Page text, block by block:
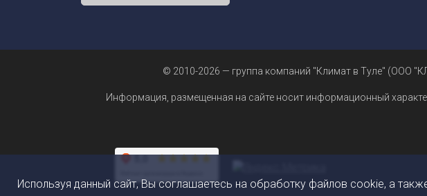
© 2010-2026 — группа компаний "Климат в Туле" (ООО
Информация, размещенная на сайте носит информационный
Используя данный сайт, Вы соглашаетесь на обработку файлов cookie, а